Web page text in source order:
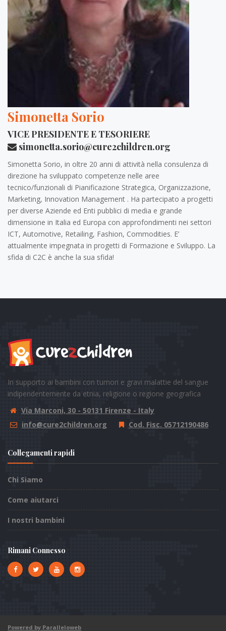
Simonetta Sorio
VICE PRESIDENTE E TESORIERE
simonetta.sorio@cure2children.org
Simonetta Sorio, in oltre 20 anni di attività nella consulenza di
direzione ha sviluppato competenze nelle aree
tecnico/funzionali di Pianificazione Strategica, Organizzazione,
Marketing, Innovation Management . Ha partecipato a progetti
per diverse Aziende ed Enti pubblici di media e grande
dimensione in Italia ed Europa con approfondimenti nei settori
ICT, Automotive, Retailing, Fashion, Commodities. E’
attualmente impegnata in progetti di Formazione e Sviluppo. La
sfida di C2C è anche la sua sfida!
In supporto ai bambini con tumori e gravi malattie del sangue
indipendentemente da etnia, religione o regione geografica
Via Marconi, 30 - 50131 Firenze - Italy
info@cure2children.org
Cod. Fisc. 05712190486
Collegamenti rapidi
Chi Siamo
Come aiutarci
I nostri bambini
Rimani Connesso
Powered by Paralleloweb